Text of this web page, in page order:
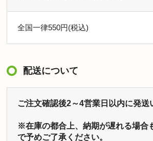
全国一律550円(税込)
配送について
ご注文確認後2～4営業日以内に発送
※在庫の都合上、納期が遅れる場合
で予めご了承ください。